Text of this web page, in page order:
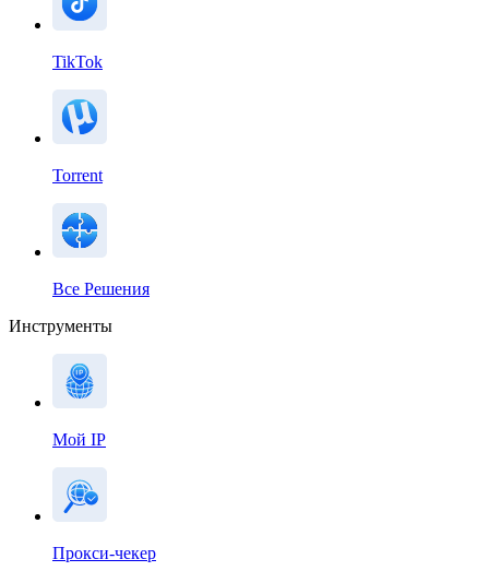
TikTok
Torrent
Все Решения
Инструменты
Мой IP
Прокси-чекер